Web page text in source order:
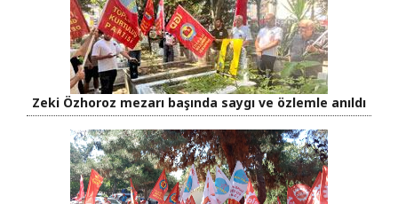
Zeki Özhoroz mezarı başında saygı ve özlemle anıldı